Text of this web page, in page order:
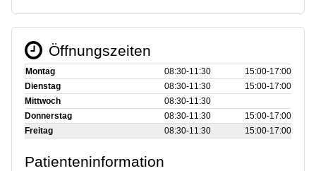
Öffnungszeiten
Montag 08:30‑11:30
15:00‑17:00
Dienstag
08:30‑11:30
15:00‑17:00
Mittwoch
08:30‑11:30
Donnerstag
08:30‑11:30
15:00‑17:00
Freitag
08:30‑11:30 15:00‑17:00
Patienteninformation